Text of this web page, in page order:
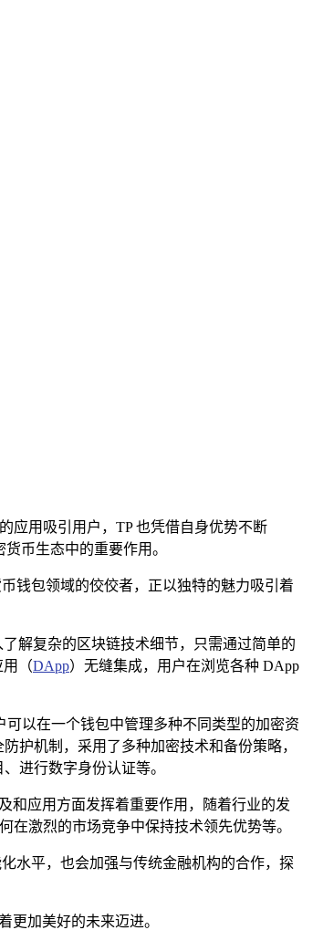
应用吸引用户，TP 也凭借自身优势不断
币生态中的重要作用。
币钱包领域的佼佼者，正以独特的魅力吸引着
解复杂的区块链技术细节，只需通过简单的
用（DApp）无缝集成，用户在浏览各种 DApp
可以在一个钱包中管理多种不同类型的加密资
护机制，采用了多种加密技术和备份策略，
进行数字身份认证等。
和应用方面发挥着重要作用，随着行业的发
激烈的市场竞争中保持技术领先优势等。
水平，也会加强与传统金融机构的合作，探
更加美好的未来迈进。